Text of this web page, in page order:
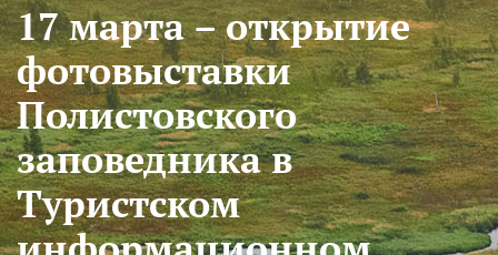
17 марта – открытие
фотовыставки
Полистовского
заповедника в
Туристском